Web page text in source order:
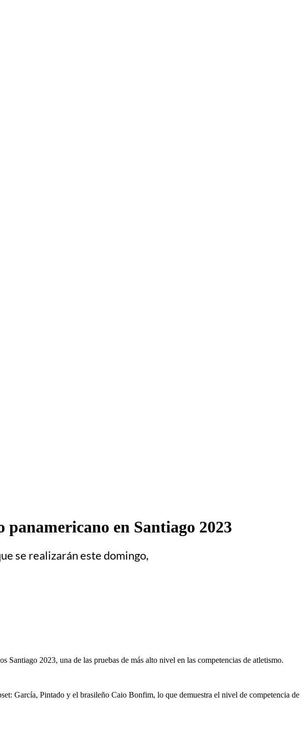
en Santiago 2023
se realizarán este domingo,
2023, una de las pruebas de más alto nivel en las competencias de atletismo.
García, Pintado y el brasileño Caio Bonfim, lo que demuestra el nivel de competencia de